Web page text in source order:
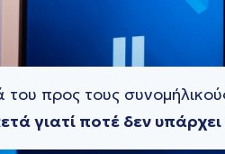
του προς τους
γιατί ποτέ δεν